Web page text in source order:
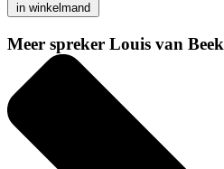
in winkelmand
Meer spreker Louis van Beek